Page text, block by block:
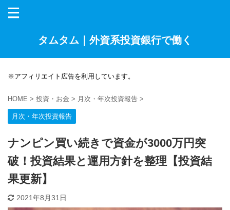
タムタム｜外資系投資銀行で働く
※アフィリエイト広告を利用しています。
HOME > 投資・お金 > 月次・年次投資報告 >
月次・年次投資報告
ナンピン買い続きで資金が3000万円突
破！投資結果と運用方針を整理【投資結
果更新】
2021年8月31日